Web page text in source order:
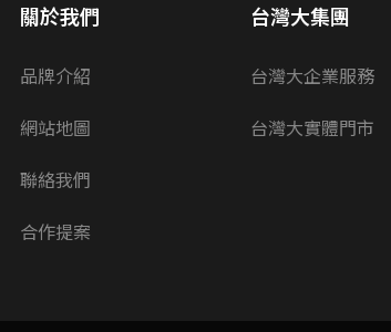
關於我們
品牌介紹
網站地圖
聯絡我們
合作提案
台灣大集團
台灣大企業服務
台灣大實體門市